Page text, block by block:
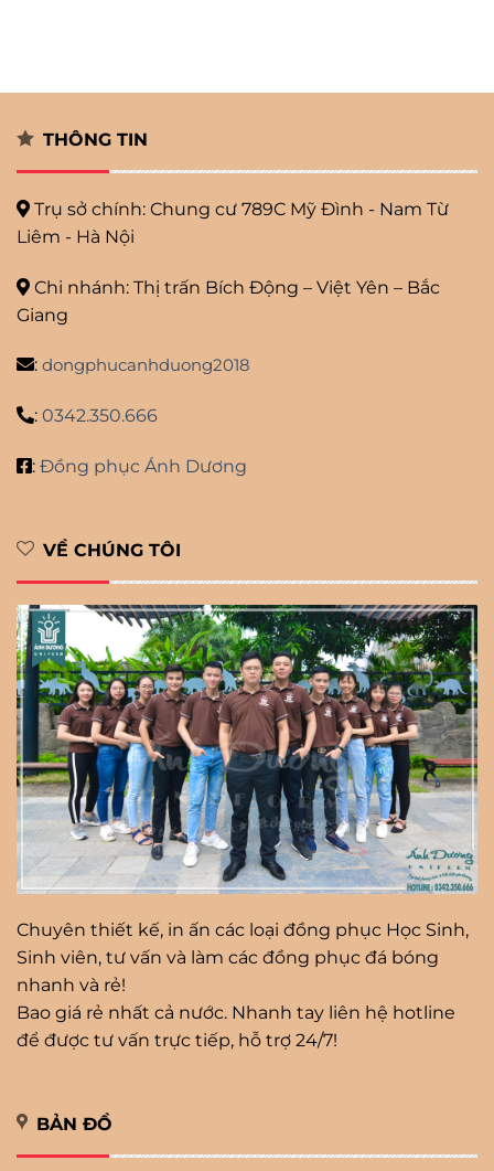
THÔNG TIN
Trụ sở chính: Chung cư 789C Mỹ Đình - Nam Từ
Liêm - Hà Nội
Chi nhánh: Thị trấn Bích Động – Việt Yên – Bắc
Giang
: dongphucanhduong2018
: 0342.350.666
: Đồng phục Ánh Dương
VỀ CHÚNG TÔI
Chuyên thiết kế, in ấn các loại đồng phục Học Sinh,
Sinh viên, tư vấn và làm các đồng phục đá bóng
nhanh và rẻ!
Bao giá rẻ nhất cả nước. Nhanh tay liên hệ hotline
để được tư vấn trực tiếp, hỗ trợ 24/7!
BẢN ĐỒ